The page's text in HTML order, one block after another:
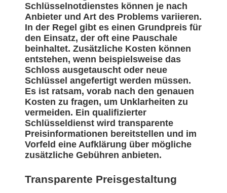
Schlüsselnotdienstes können je nach
Anbieter und Art des Problems variieren.
In der Regel gibt es einen Grundpreis für
den Einsatz, der oft eine Pauschale
beinhaltet. Zusätzliche Kosten können
entstehen, wenn beispielsweise das
Schloss ausgetauscht oder neue
Schlüssel angefertigt werden müssen.
Es ist ratsam, vorab nach den genauen
Kosten zu fragen, um Unklarheiten zu
vermeiden. Ein qualifizierter
Schlüsseldienst wird transparente
Preisinformationen bereitstellen und im
Vorfeld eine Aufklärung über mögliche
zusätzliche Gebühren anbieten.
Transparente Preisgestaltung